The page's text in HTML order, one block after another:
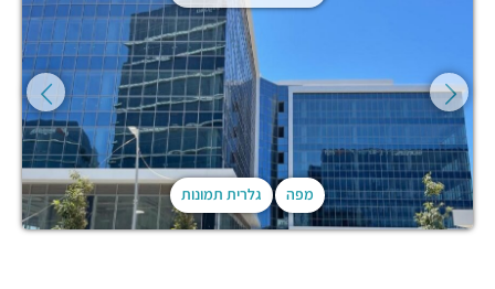
מפה גלרית תמונות